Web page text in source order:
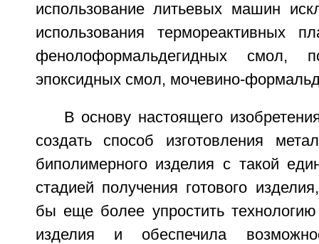
использование литьевых машин
использования термореактивных
фенолоформальдегидных смол,
эпоксидных смол, мочевино-
В основу настоящего
создать способ изготовления
биполимерного изделия с такой
стадией получения готового
бы еще более упростить технологию
изделия и обеспечила